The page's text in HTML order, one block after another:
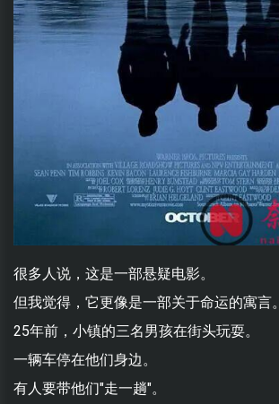
很多人说，这是一部悬疑电影。
但我觉得，它更像是一部关于命运的寓言。
25年前，小镇的三名男孩在街头玩耍。
一辆车停在他们身边。
有人要带他们"走一趟"。